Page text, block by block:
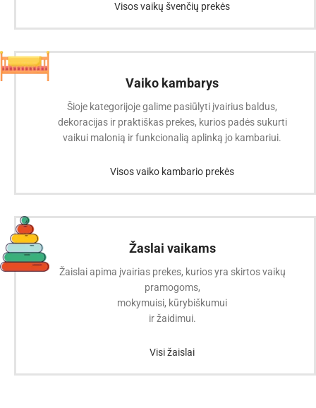
Visos vaikų švenčių prekės
Vaiko kambarys
Šioje kategorijoje galime pasiūlyti įvairius baldus,
dekoracijas ir praktiškas prekes, kurios padės sukurti
vaikui malonią ir funkcionalią aplinką jo kambariui.
Visos vaiko kambario prekės
Žaslai vaikams
Žaislai apima įvairias prekes, kurios yra skirtos vaikų
pramogoms,
mokymuisi, kūrybiškumui
ir žaidimui.
Visi žaislai